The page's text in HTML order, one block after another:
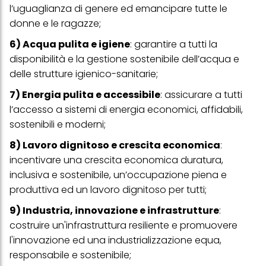
l’uguaglianza di genere ed emancipare tutte le
donne e le ragazze;
6) Acqua pulita e igiene: garantire a tutti la
disponibilità e la gestione sostenibile dell’acqua e
delle strutture igienico-sanitarie;
7) Energia pulita e accessibile: assicurare a tutti
l’accesso a sistemi di energia economici, affidabili,
sostenibili e moderni;
8) Lavoro dignitoso e crescita economica:
incentivare una crescita economica duratura,
inclusiva e sostenibile, un’occupazione piena e
produttiva ed un lavoro dignitoso per tutti;
9) Industria, innovazione e infrastrutture:
costruire un'infrastruttura resiliente e promuovere
l'innovazione ed una industrializzazione equa,
responsabile e sostenibile;
visualizzare annunci pubblicitari che potrebbero interessarti
(basati, ad esempio, sui tuoi interessi identificati) su questo sito
web e altri media (di terzi) tramite i dispositivi assegnati a te o
alla tua famiglia, nonché per misurare e ottimizzare il successo
delle campagne pubblicitarie.
Puoi trovare maggiori informazioni sul trattamento dei tuoi dati
nella nostra Informativa sulla protezione dei dati collegata nel piè
di pagina (Sezione "Cookie, Pixel, Impronte digitali e tecnologie
simili"). Puoi revocare il tuo consenso in qualsiasi momento con
effetto per il futuro disabilitando i cookie sul nostro sito web nella
sezione "Impostazioni cookie" collegata nel piè di pagina. Per
ulteriori informazioni sui cookie utilizzati su questo sito Web, in
particolare sul loro periodo di conservazione, consultare le
informazioni dettagliate su ciascun cookie disponibili facendo
clic su "modifica" di seguito".
Se fai clic su "Modifica" potrai trovare maggiori informazioni sul
trattamento dei tuoi dati / sull'uso dei cookie e consentirli per uno o
acconsenti all'uso dei cookie e al trattamento dei tuoi dati
personali per tutte le finalità sopra indicate. Se fai clic su "Rifiuta",
verranno utilizzati solo i cookie tecnicamente necessari per fornirti
questo sito web.